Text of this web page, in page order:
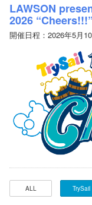
LAWSON
2026 “Cheers!!!”
開催日程：2026年5月
ALL TrySail